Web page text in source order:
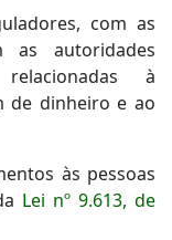
com as
as autoridades
à
de dinheiro e ao
às pessoas
Lei nº 9.613, de